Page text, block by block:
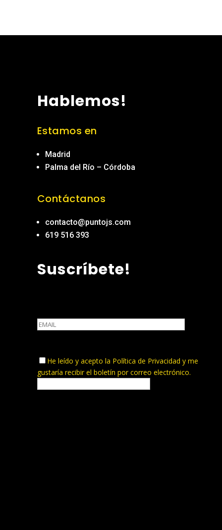
Hablemos!
Estamos en
Madrid
Palma del Río – Córdoba
Contáctanos
contacto@puntojs.com
619 516 393
Suscríbete!
He leído y acepto la Política de Privacidad y me
gustaría recibir el boletín por correo electrónico.